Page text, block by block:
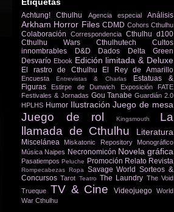
Achtung! Cthulhu Agencia especial Análisis
Arkham Horror Files CDMD Cohors Cthulhu
Colaboración Correspondencia Cthulhu d100
Cthulhu Wars
Cthulhutech
Cultos
innombrables
D&D Dados
Delta Green
Desvarío Ebook Edición limitada & Deluxe
El rastro de Cthulhu El Rey de Amarillo
Encuesta Entrevistas & Charlas
Estatuas &
Figuras
Estirpe de Dunwich Exposición
FATE
Festivales & Jornadas Gou Tanabe Guardián 2.0
HPLHS Humor Ilustración Juego de mesa
Juego de rol Kingsmouth
La
llamada de Cthulhu
Literatura
Miscelánea Miskatonic Repository
Monográfico
Música Naipes Necronomicón Novela gráfica
Pasatiempos Peluche Promoción Relato Revista
Rompecabezas Ropa Savage World Sorteos &
Concursos Tarot Teatro The Laundry The Void
Trueque TV & Cine Videojuego World
War Cthulhu